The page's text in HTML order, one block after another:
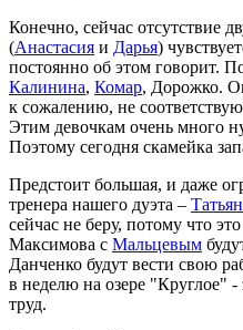
Конечно, сейчас отсутствие
(Анастасия и Дарья)
постоянно об этом говорит.
Калинина, Комар, Дорожко.
к сожалению, не
Этим девочкам очень много
Поэтому сегодня скамейка
Предстоит большая, и даже
тренера нашего дуэта –
сейчас не беру, потому что
Максимова с Мальцевым
Данченко будут вести свою
в неделю на озере "Круглое"
труд.